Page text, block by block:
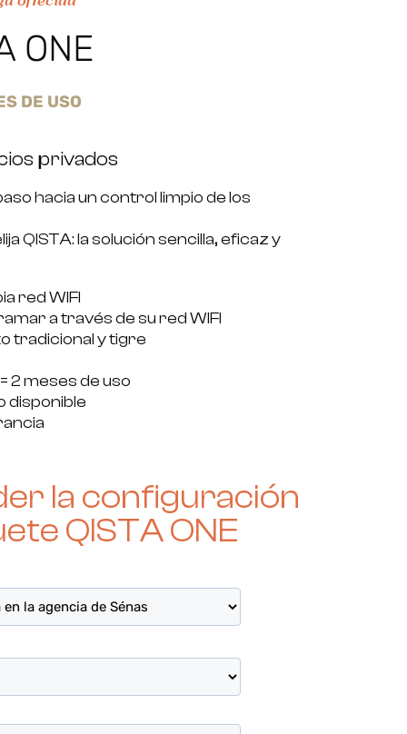
ONE
DE USO
privados
hacia un control limpio de los
QISTA: la solución sencilla, eficaz y
red WIFI
a través de su red WIFI
tradicional y tigre
2 meses de uso
disponible
la configuración
QISTA ONE